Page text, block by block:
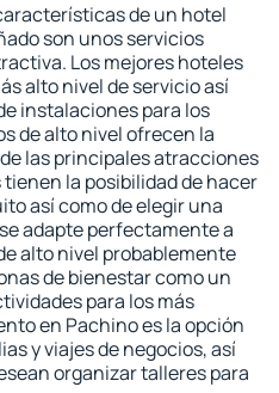
de un hotel
son unos servicios
Los mejores hoteles
alto nivel de servicio así
instalaciones para los
de alto nivel ofrecen la
las principales atracciones
la posibilidad de hacer
así como de elegir una
adapte perfectamente a
alto nivel probablemente
de bienestar como un
para los más
en Pachino es la opción
y viajes de negocios, así
organizar talleres para